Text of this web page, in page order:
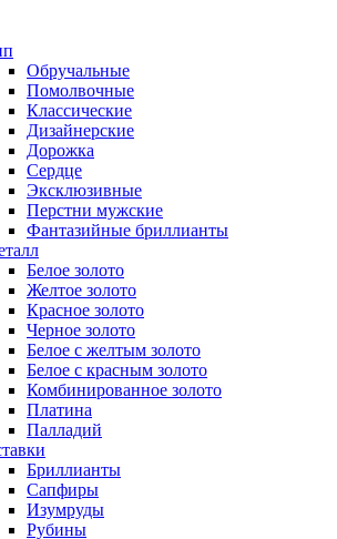
Обручальные
Помолвочные
Классические
Дизайнерские
Дорожка
Сердце
Эксклюзивные
Перстни мужские
Фантазийные бриллианты
Белое золото
Желтое золото
Красное золото
Черное золото
Белое с желтым золото
Белое с красным золото
Комбинированное золото
Платина
Палладий
Бриллианты
Сапфиры
Изумруды
Рубины